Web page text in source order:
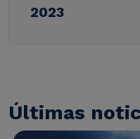
2023
Últimas